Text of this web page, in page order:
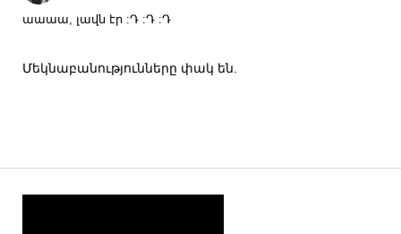
աաաա, լավն էր :Դ :Դ :Դ
Մեկնաբանությունները փակ են.